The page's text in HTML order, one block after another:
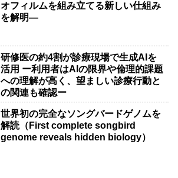
オフィルムを組み立てる新しい仕組み
を解明―
研修医の約4割が診療現場で生成AIを
活用 ー利用者はAIの限界や倫理的課題
への理解が高く、望ましい診療行動と
の関連も確認ー
世界初の完全なソングバードゲノムを
解読（First complete songbird
genome reveals hidden biology）